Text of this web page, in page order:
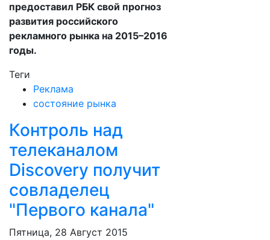
предоставил РБК свой прогноз
развития российского
рекламного рынка на 2015–2016
годы.
Теги
Реклама
состояние рынка
Контроль над
телеканалом
Discovery получит
совладелец
"Первого канала"
Пятница, 28 Август 2015